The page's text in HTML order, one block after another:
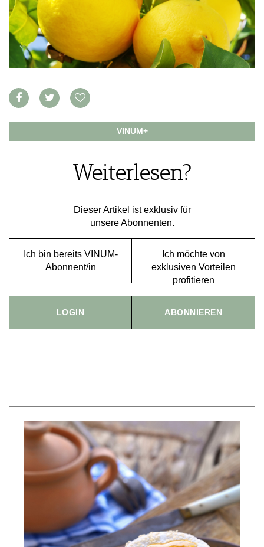
REPORTAGEN
DOSSIER
WINEGUIDES
KLARTEXT
EXTRAS
AUSGABE
ARCHIV
VORTEILSWELT
MEDIATHEK
APPS
VIDEOS
BILDSTRECKEN
NEWS
WEINWIRTSCHAFT
WEINSZENE
VINOPHILES
AWARDS
GEWINNSPIELE
VORTEILSWELT
WERBUNG
AGB & DATENSCHUTZ
VINUM+
Weiterlesen?
Dieser Artikel ist exklusiv für
unsere Abonnenten.
Ich bin bereits VINUM-
Abonnent/in
Ich möchte von
exklusiven Vorteilen
profitieren
LOGIN ABONNIEREN